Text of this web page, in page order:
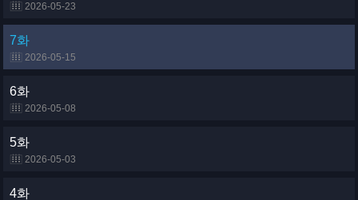
2026-05-23
7화
2026-05-15
6화
2026-05-08
5화
2026-05-03
4화